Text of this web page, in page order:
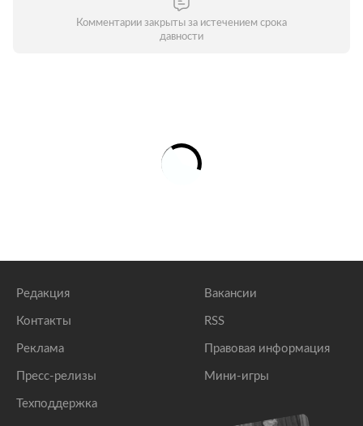
Комментарии закрыты за истечением срока
давности
Редакция
Контакты
Реклама
Пресс-релизы
Техподдержка
Вакансии
RSS
Правовая информация
Мини-игры